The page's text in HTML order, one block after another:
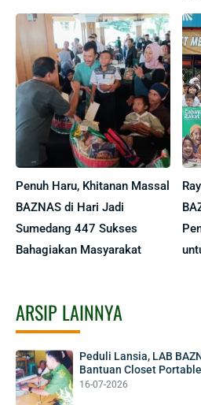
Penuh Haru, Khitanan Massal
BAZNAS di Hari Jadi
Sumedang 447 Sukses
Bahagiakan Masyarakat
ARSIP LAINNYA
Peduli Lansia, LAB
Bantuan Closet Portable
16-07-2026